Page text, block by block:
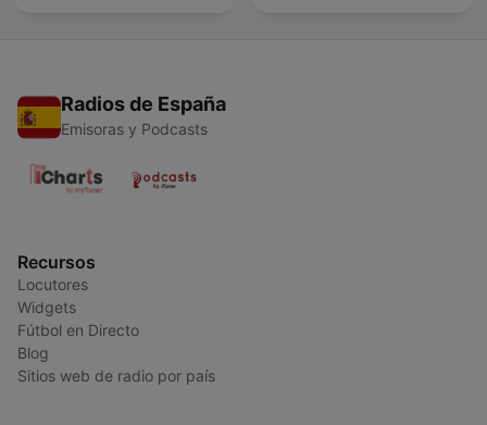
Radios de España
Emisoras y Podcasts
Recursos
Locutores
Widgets
Fútbol en Directo
Blog
Sitios web de radio por país